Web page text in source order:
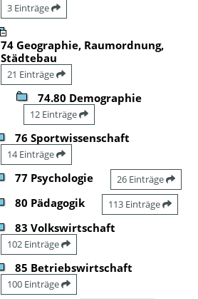
3 Einträge
74 Geographie, Raumordnung,
Städtebau
21 Einträge
74.80 Demographie
12 Einträge
76 Sportwissenschaft
14 Einträge
77 Psychologie 26 Einträge
80 Pädagogik 113 Einträge
83 Volkswirtschaft
102 Einträge
85 Betriebswirtschaft
100 Einträge